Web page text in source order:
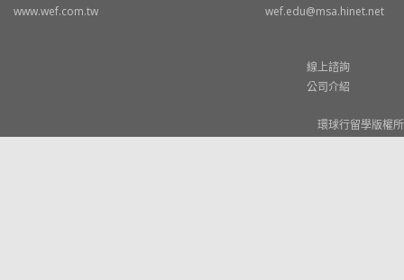
www.wef.com.tw
wef.edu@msa.hinet.net
線上諮詢
公司介紹
環球行留學版權